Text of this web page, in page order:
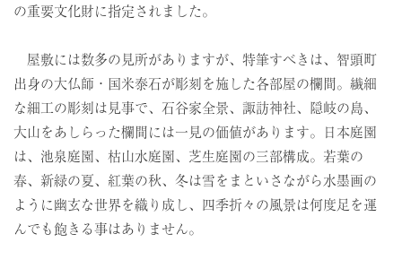
の重要文化財に指定されました。
屋敷には数多の見所がありますが、特筆すべきは、智頭町
出身の大仏師・国米泰石が彫刻を施した各部屋の欄間。繊細
な細工の彫刻は見事で、石谷家全景、諏訪神社、隠岐の島、
大山をあしらった欄間には一見の価値があります。日本庭園
は、池泉庭園、枯山水庭園、芝生庭園の三部構成。若葉の
春、新緑の夏、紅葉の秋、冬は雪をまといさながら水墨画の
ように幽玄な世界を織り成し、四季折々の風景は何度足を運
んでも飽きる事はありません。